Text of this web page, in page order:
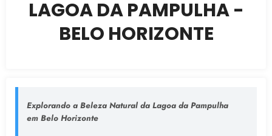
LAGOA DA PAMPULHA -
BELO HORIZONTE
Explorando a Beleza Natural da Lagoa da Pampulha
em Belo Horizonte